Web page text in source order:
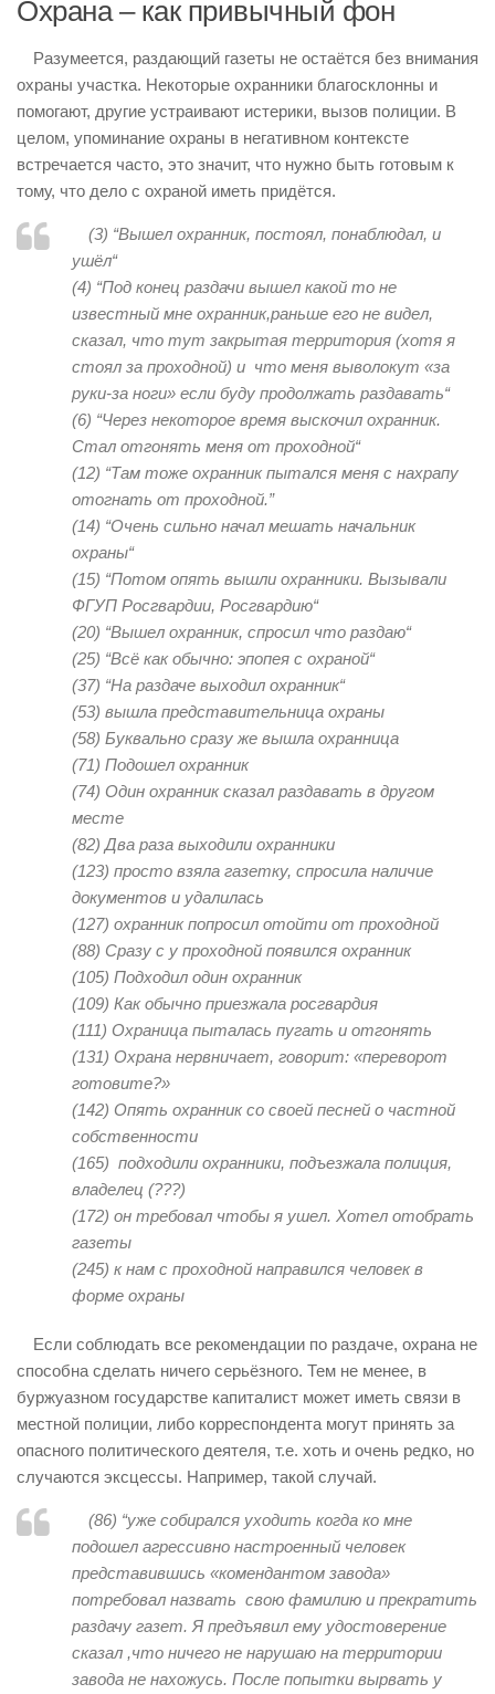
Охрана – как привычный фон
Разумеется, раздающий газеты не остаётся без внимания
охраны участка. Некоторые охранники благосклонны и
помогают, другие устраивают истерики, вызов полиции. В
целом, упоминание охраны в негативном контексте
встречается часто, это значит, что нужно быть готовым к
тому, что дело с охраной иметь придётся.
(3) “Вышел охранник, постоял, понаблюдал, и
ушёл“
(4) “Под конец раздачи вышел какой то не
известный мне охранник,раньше его не видел,
сказал, что тут закрытая территория (хотя я
стоял за проходной) и что меня выволокут «за
руки-за ноги» если буду продолжать раздавать“
(6) “Через некоторое время выскочил охранник.
Стал отгонять меня от проходной“
(12) “Там тоже охранник пытался меня с нахрапу
отогнать от проходной.”
(14) “Очень сильно начал мешать начальник
охраны“
(15) “Потом опять вышли охранники. Вызывали
ФГУП Росгвардии, Росгвардию“
(20) “Вышел охранник, спросил что раздаю“
(25) “Всё как обычно: эпопея с охраной“
(37) “На раздаче выходил охранник“
(53) вышла представительница охраны
(58) Буквально сразу же вышла охранница
(71) Подошел охранник
(74) Один охранник сказал раздавать в другом
месте
(82) Два раза выходили охранники
(123) просто взяла газетку, спросила наличие
документов и удалилась
(127) охранник попросил отойти от проходной
(88) Сразу с у проходной появился охранник
(105) Подходил один охранник
(109) Как обычно приезжала росгвардия
(111) Охраница пыталась пугать и отгонять
(131) Охрана нервничает, говорит: «переворот
готовите?»
(142) Опять охранник со своей песней о частной
собственности
(165) подходили охранники, подъезжала полиция,
владелец (???)
(172) он требовал чтобы я ушел. Хотел отобрать
газеты
(245) к нам с проходной направился человек в
форме охраны
Если соблюдать все рекомендации по раздаче, охрана не
способна сделать ничего серьёзного. Тем не менее, в
буржуазном государстве капиталист может иметь связи в
местной полиции, либо корреспондента могут принять за
опасного политического деятеля, т.е. хоть и очень редко, но
случаются эксцессы. Например, такой случай.
(86) “уже собирался уходить когда ко мне
подошел агрессивно настроенный человек
представившись «комендантом завода»
потребовал назвать свою фамилию и прекратить
раздачу газет. Я предъявил ему удостоверение
сказал ,что ничего не нарушаю на территории
завода не нахожусь. После попытки вырвать у